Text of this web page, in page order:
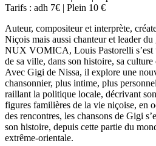
Tarifs : adh 7€ | Plein 10 €
Auteur, compositeur et interprète,
Niçois mais aussi chanteur et leader
NUX VOMICA, Louis Pastorelli s’est
de sa ville, dans son histoire, sa culture
Avec Gigi de Nissa, il explore une
chansonnier, plus intime, plus
raillant la politique locale, décrivant
figures familières de la vie niçoise, en
des rencontres, les chansons de Gigi
son histoire, depuis cette partie du
extrême-orientale.